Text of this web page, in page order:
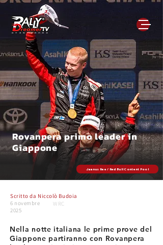
Rovanpera primo leader in
Giappone
Jaanus Ree / Red Bull Content Pool
Scritto da Niccolò Budoia
6 novembre
2025
WRC
Nella notte italiana le prime prove del
Giappone partiranno con Rovanpera